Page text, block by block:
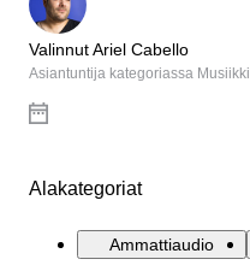
Valinnut Ariel Cabello
Asiantuntija kategoriassa Musiikki
Alakategoriat
Ammattiaudio